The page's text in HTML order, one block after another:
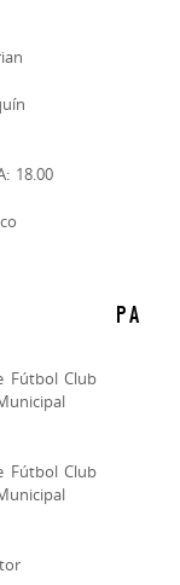
Brian
18.00
P A
Club
Club